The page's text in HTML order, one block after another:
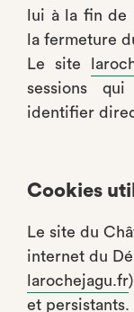
lui à la fin de
la fermeture
Le site
sessions
identifier
Cookies
Le site du
internet du
larochejagu.fr
et persistants.